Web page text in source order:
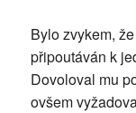
Bylo zvykem,
připoutáván k
Dovoloval mu
ovšem